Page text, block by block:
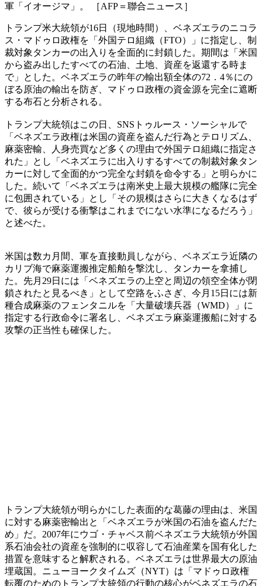
軍「イオージマ」。 ［AFP＝聯合ニュース］
トランプ米大統領が16日（現地時間）、ベネズエラのニコラ
ス・マドゥロ政権を「外国テロ組織（FTO）」に指定し、制
裁対象タンカーの出入りを全面的に封鎖した。期間は「米国
から盗み出したすべての石油、土地、資産を返還する時ま
で」とした。ベネズエラの昨年の輸出額全体の72．4％にの
ぼる原油の輸出を防ぎ、マドゥロ政権の資金源を完全に遮断
する布石と分析される。
トランプ大統領はこの日、SNSトゥルース・ソーシャルで
「ベネズエラ政権は米国の資産を盗んだ行為とテロリズム、
麻薬密輸、人身売買など多くの理由で外国テロ組織に指定さ
れた」とし「ベネズエラに出入りするすべての制裁対象タン
カーに対して全面的かつ完全な封鎖を命令する」と明らかに
した。続いて「ベネズエラは南米史上最大規模の艦隊に完全
に包囲されている」とし「その規模はさらに大きくなるはず
で、彼らが受ける衝撃はこれまでにない水準になるだろう」
と述べた。
米国は数カ月間、軍を直接動員しながら、ベネズエラ近隣の
カリブ海で麻薬運搬推定船舶を撃沈し、タンカーを拿捕し
た。先月29日には「ベネズエラの上空と周辺の領空全体が閉
鎖されたと見るべき」として空路をふさぎ、今月15日には新
種合成麻薬のフェンタニルを「大量破壊兵器（WMD）」に
指定する行政命令に署名し、ベネズエラ麻薬運搬船に対する
攻撃の正当性も確保した。
トランプ大統領が明らかにした表面的な葛藤の理由は、米国
に対する麻薬密輸出と「ベネズエラが米国の石油を盗んだた
め」だ。2007年にウゴ・チャベス前ベネズエラ大統領が外国
系石油会社の資産を強制的に収容して石油産業を国有化した
措置を意味すると解釈される。ベネズエラは世界最大の原油
埋蔵国。ニューヨークタイムズ（NYT）は「マドゥロ政権
転覆のためのトランプ大統領の行動の核心がベネズエラの石